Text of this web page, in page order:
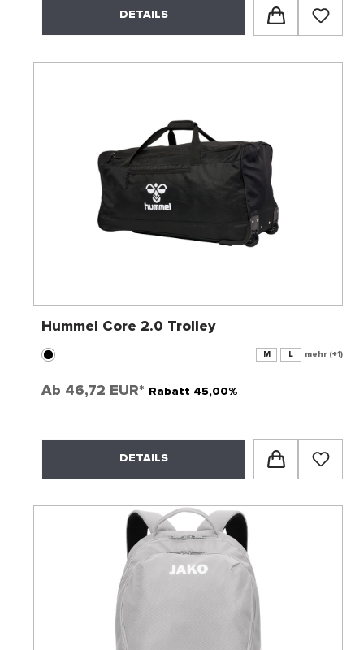
DETAILS
Hummel Core 2.0 Trolley
M L mehr (+1)
Ab 46,72 EUR* Rabatt 45,00%
DETAILS